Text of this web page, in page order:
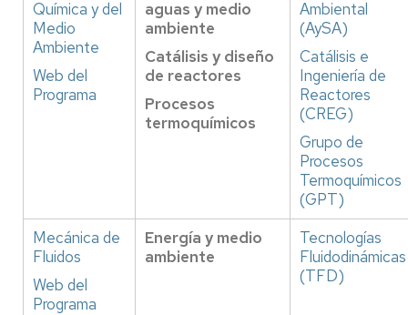
Química y del
Medio
Ambiente
Web del
Programa
aguas y medio
ambiente
Catálisis y diseño
de reactores
Procesos
termoquímicos
Ambiental
(AySA)
Catálisis e
Ingeniería de
Reactores
(CREG)
Grupo de
Procesos
Termoquímicos
(GPT)
Mecánica de
Fluidos
Web del
Programa
Energía y medio
ambiente
Tecnologías
Fluidodinámicas
(TFD)